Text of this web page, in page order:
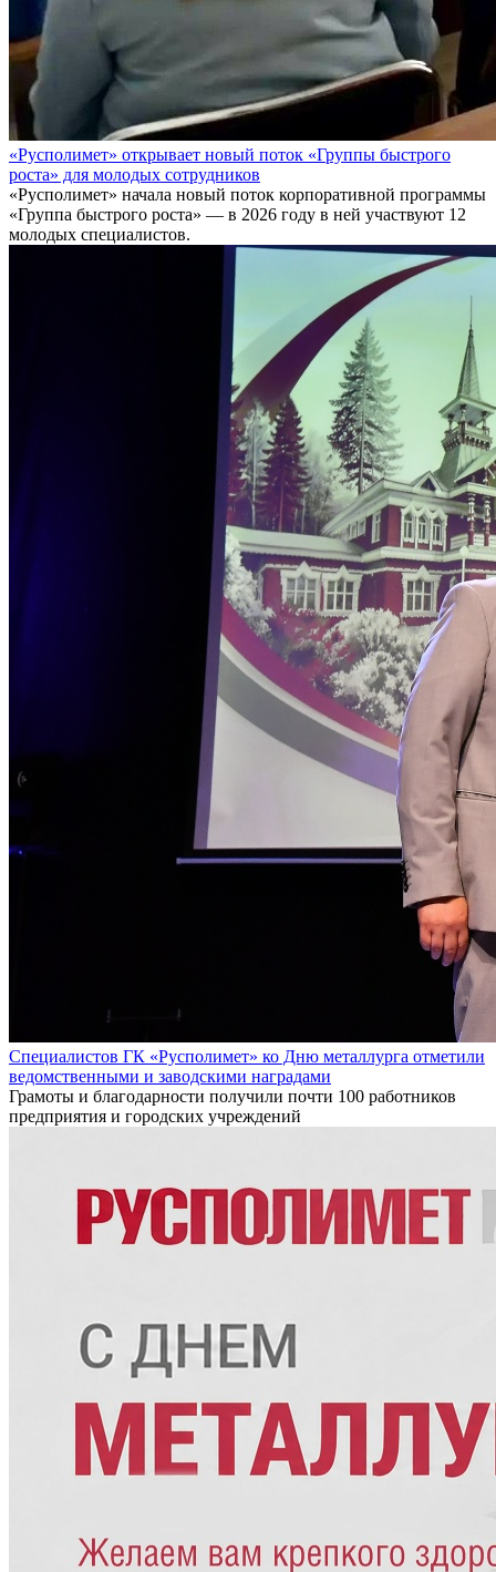
«Русполимет» открывает новый поток «Группы быстрого
роста» для молодых сотрудников
«Русполимет» начала новый поток корпоративной программы
«Группа быстрого роста» — в 2026 году в ней участвуют 12
молодых специалистов.
Специалистов ГК «Русполимет» ко Дню металлурга отметили
ведомственными и заводскими наградами
Грамоты и благодарности получили почти 100 работников
предприятия и городских учреждений